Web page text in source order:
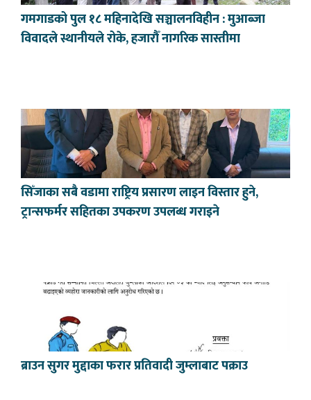
गमगाडको पुल १८ महिनादेखि सञ्चालनविहीन : मुआब्जा
विवादले स्थानीयले रोके, हजारौँ नागरिक सास्तीमा
सिँजाका सबै वडामा राष्ट्रिय प्रसारण लाइन विस्तार हुने,
ट्रान्सफर्मर सहितका उपकरण उपलब्ध गराइने
ब्राउन सुगर मुद्दाका फरार प्रतिवादी जुम्लाबाट पक्राउ